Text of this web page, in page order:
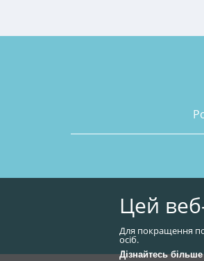
Цей
Для покращення
осіб.
Дізнайтесь більше